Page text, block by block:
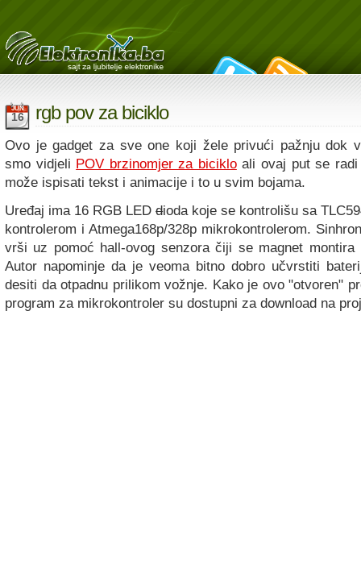
JUN
16 rgb pov za biciklo
Ovo je gadget za sve one koji žele privući pažnju dok
smo vidjeli POV brzinomjer za bicikloali ovaj put se radi
može ispisati tekst i animacije i to u svim bojama.
Uređaj ima 16 RGB LEDdioda koje se kontrolišu sa
kontrolerom i Atmega168p/328p mikrokontrolerom.
vrši uz pomoć hall-ovog senzora čiji se magnet montira
Autor napominje da je veoma bitno dobro učvrstiti
desiti da otpadnu prilikom vožnje. Kako je ovo "otvoren"
program za mikrokontroler su dostupni za download na